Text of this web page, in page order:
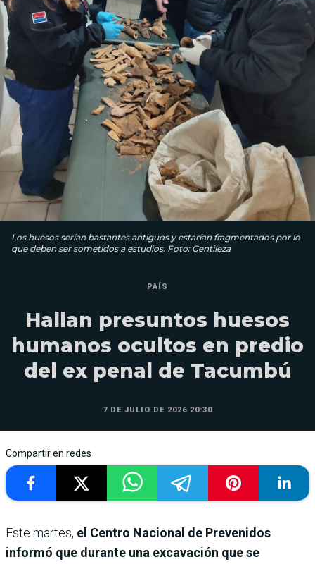
Los huesos serían bastantes antiguos y estarían fragmentados por lo
que deben ser sometidos a estudios. Foto: Gentileza
PAÍS
Hallan presuntos huesos
humanos ocultos en predio
del ex penal de Tacumbú
7 DE JULIO DE 2026 20:30
Compartir en redes
Este martes, el Centro Nacional de Prevenidos
informó que durante una excavación que se